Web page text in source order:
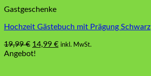
Gastgeschenke
Hochzeit Gästebuch mit Prägung Schwarz
19,99€ Ursprünglicher
Preis
14,99 €Aktueller
inkl. MwSt.
Angebot!